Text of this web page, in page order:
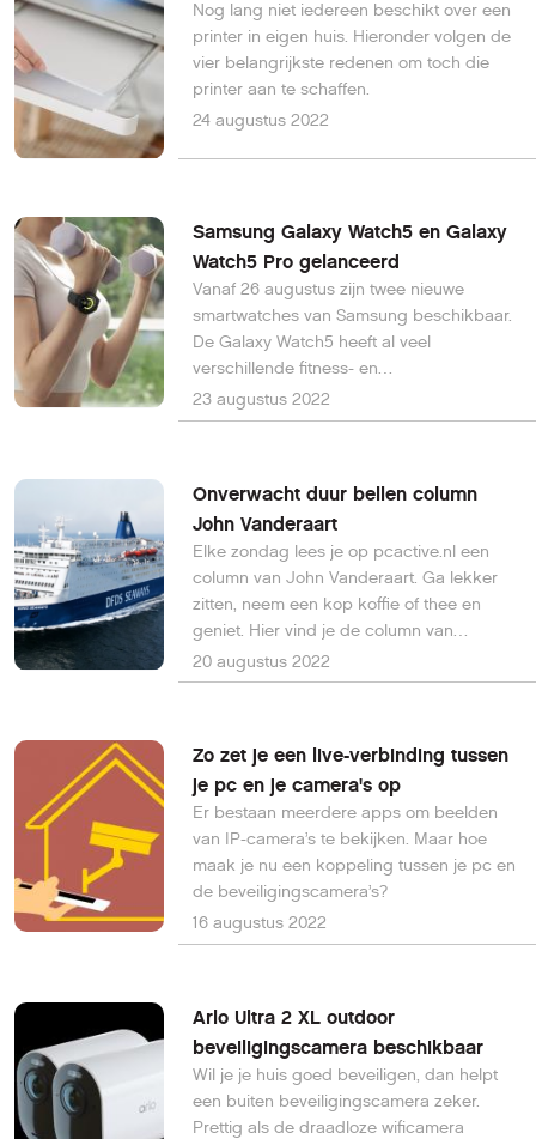
Nog lang niet iedereen beschikt over een
printer in eigen huis. Hieronder volgen de
vier belangrijkste redenen om toch die
printer aan te schaffen.
24 augustus 2022
Samsung Galaxy Watch5 en Galaxy
Watch5 Pro gelanceerd
Vanaf 26 augustus zijn twee nieuwe
smartwatches van Samsung beschikbaar.
De Galaxy Watch5 heeft al veel
verschillende fitness- en
gezondheidsfuncties, de Galaxy Watch5
Pro gaat verder met extra functies en een
23 augustus 2022
Onverwacht duur bellen column
John Vanderaart
Elke zondag lees je op pcactive.nl een
column van John Vanderaart. Ga lekker
zitten, neem een kop koffie of thee en
geniet. Hier vind je de column van
afgelopen zondag.
20 augustus 2022
Zo zet je een live-verbinding tussen
je pc en je camera's op
Er bestaan meerdere apps om beelden
van IP-camera’s te bekijken. Maar hoe
maak je nu een koppeling tussen je pc en
de beveiligingscamera’s?
16 augustus 2022
Arlo Ultra 2 XL outdoor
beveiligingscamera beschikbaar
Wil je je huis goed beveiligen, dan helpt
een buiten beveiligingscamera zeker.
Prettig als de draadloze wificamera